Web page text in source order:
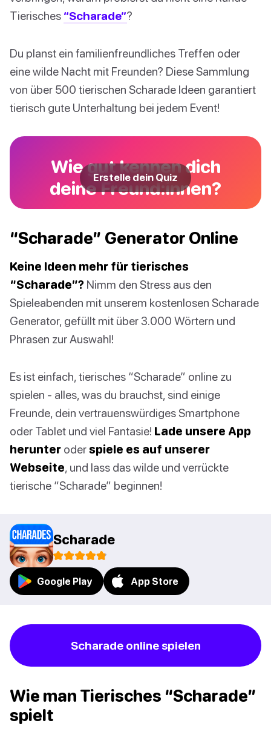
Tierisches “Scharade”?
Du planst ein familienfreundliches Treffen oder
eine wilde Nacht mit Freunden? Diese Sammlung
von über 500 tierischen Scharade Ideen garantiert
tierisch gute Unterhaltung bei jedem Event!
Wie gut kennen dich
deine Freund:innen?
Erstelle dein Quiz
“Scharade” Generator Online
Keine Ideen mehr für tierisches
“Scharade”? Nimm den Stress aus den
Spieleabenden mit unserem kostenlosen Scharade
Generator, gefüllt mit über 3.000 Wörtern und
Phrasen zur Auswahl!
Es ist einfach, tierisches “Scharade” online zu
spielen - alles, was du brauchst, sind einige
Freunde, dein vertrauenswürdiges Smartphone
oder Tablet und viel Fantasie! Lade unsere App
herunter oderspiele es auf unserer
Webseite, und lass das wilde und verrückte
tierische “Scharade” beginnen!
Scharade
Google Play App Store
Scharade online spielen
Wie man Tierisches “Scharade”
spielt